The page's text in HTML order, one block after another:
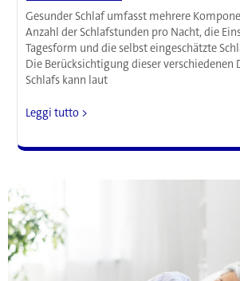
Gesunder Schlaf umfasst mehrere
Anzahl der Schlafstunden pro Nacht, die
Tagesform und die selbst eingeschätzte
Die Berücksichtigung dieser verschiedenen
Schlafs kann laut
Schlaf
wichtig:
Qualität
und
weitere
Faktoren
können
das
Leggi tutto >